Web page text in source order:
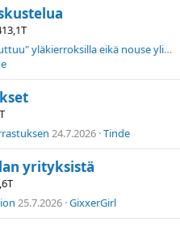
Honda CB750K vm.1981 "puuttuu" yläkierroksilla eikä nouse yli 7000rpm
24.7.2026 Tinde
yrityksistä
25.7.2026 GixxerGirl